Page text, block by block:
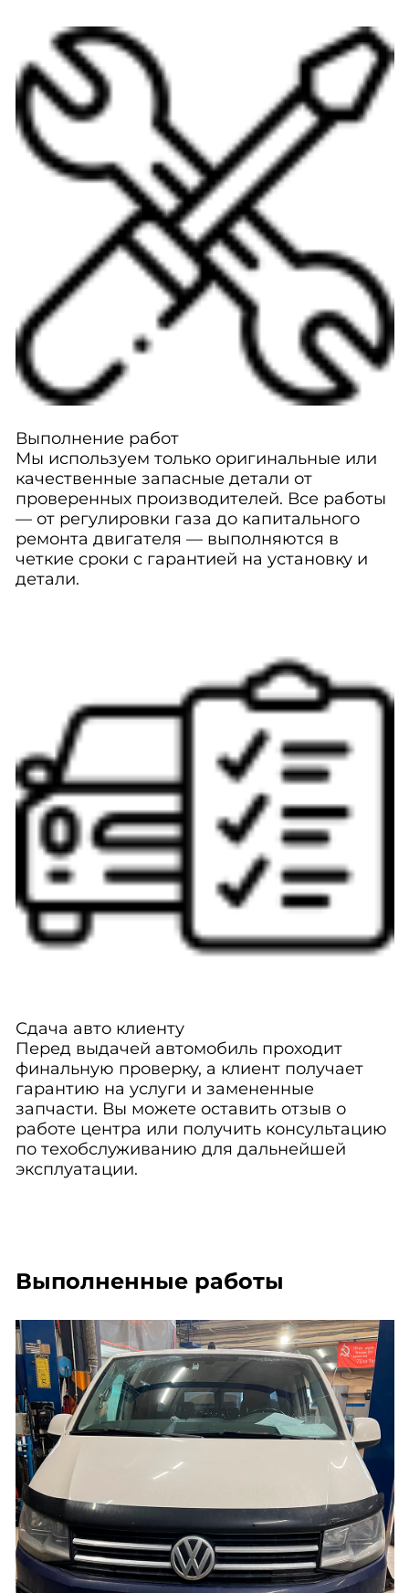
Выполнение работ
Мы используем только оригинальные или
качественные запасные детали от
проверенных производителей. Все работы
— от регулировки газа до капитального
ремонта двигателя — выполняются в
четкие сроки с гарантией на установку и
детали.
Сдача авто клиенту
Перед выдачей автомобиль проходит
финальную проверку, а клиент получает
гарантию на услуги и замененные
запчасти. Вы можете оставить отзыв о
работе центра или получить консультацию
по техобслуживанию для дальнейшей
эксплуатации.
Выполненные работы